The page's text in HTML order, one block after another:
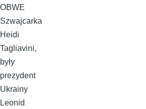
OBWE
Szwajcarka
Heidi
Tagliavini,
były
prezydent
Ukrainy
Leonid